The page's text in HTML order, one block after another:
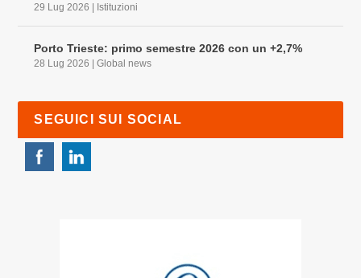
29 Lug 2026 Istituzioni
Porto Trieste: primo semestre 2026 con un +2,7%
28 Lug 2026 |Global news
SEGUICI SUI SOCIAL